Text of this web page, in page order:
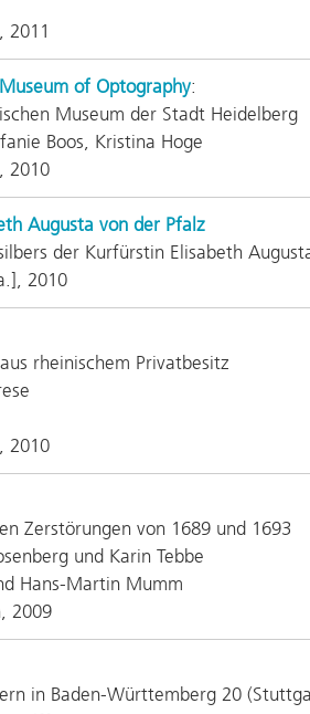
2011
of Optography:
Museum der Stadt Heidelberg
Boos, Kristina Hoge
2010
Augusta von der Pfalz
der Kurfürstin Elisabeth
2010
rheinischem Privatbesitz
2010
Zerstörungen von 1689 und 1693
und Karin Tebbe
Hans-Martin Mumm
2009
in Baden-Württemberg 20